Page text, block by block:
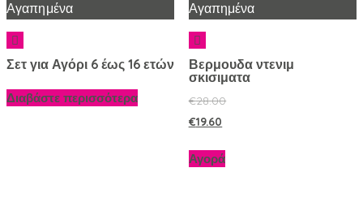
Αγαπημένα
Σετ για Αγόρι 6 έως 16 ετών
Διαβάστε περισσότερα
Αγαπημένα
Βερμουδα ντενιμ
σκισιματα
€28.00
€19.60
Αγορά